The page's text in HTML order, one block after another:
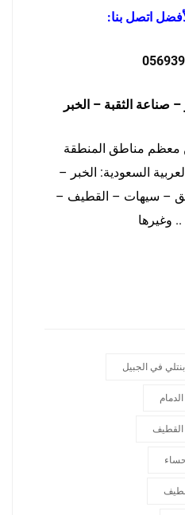
اتصل بنا:
صناعة الثقبة – الخبر
معظم مناطق المنطقة
السعودية: الخبر –
– سيهات – القطيف –
.. وغيرها
في الجبيل
القطيف